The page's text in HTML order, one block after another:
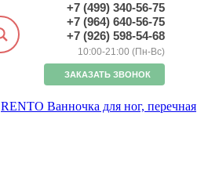
+7 (499) 340-56-75
+7 (964) 640-56-75
+7 (926) 598-54-68
10:00-21:00 (Пн-Вс)
ЗАКАЗАТЬ ЗВОНОК
RENTO Ванночка для ног, перечная